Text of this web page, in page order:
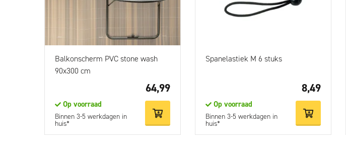
Balkonscherm PVC stone wash
90x300 cm
64,99
Op voorraad
Binnen 3-5 werkdagen in
huis*
Spanelastiek M 6 stuks
8,49
Op voorraad
Binnen 3-5 werkdagen in
huis*